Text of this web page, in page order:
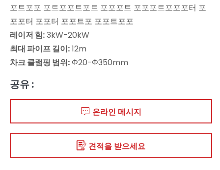
포트포포 포트포포트포트 포포포트 포포포트포포포터 포
포포터 포포터 포포트포 포포트포포
레이저 힘:3kW-20kW
최대 파이프 길이:12m
차크 클램핑 범위: Φ20-Φ350mm
공유 :
온라인 메시지
견적을 받으세요